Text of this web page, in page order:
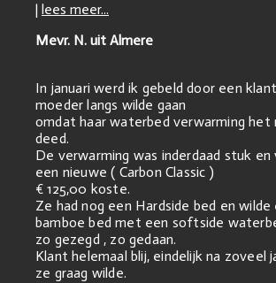
| lees meer...
Mevr. N. uit Almere
In januari werd ik gebeld door een
moeder langs wilde gaan
omdat haar waterbed verwarming het
deed.
De verwarming was inderdaad stuk
een nieuwe ( Carbon Classic )
€ 125,00 koste.
Ze had nog een Hardside bed en wilde
bamboe bed met een softside
zo gezegd , zo gedaan.
Klant helemaal blij, eindelijk na zoveel
ze graag wilde.